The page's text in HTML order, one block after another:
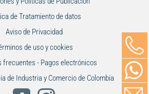
de Tratamiento de datos
Aviso de Privacidad
de uso y cookies
frecuentes - Pagos electrónicos
de Industria y Comercio de Colombia